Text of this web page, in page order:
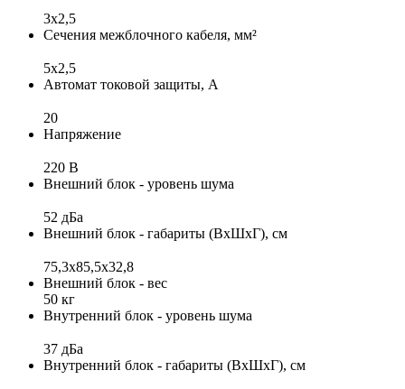
3х2,5
Сечения межблочного кабеля, мм²
5x2,5
Автомат токовой защиты, А
20
Напряжение
220 В
Внешний блок - уровень шума
52 дБа
Внешний блок - габариты (ВхШхГ), см
75,3х85,5х32,8
Внешний блок - вес
50 кг
Внутренний блок - уровень шума
37 дБа
Внутренний блок - габариты (ВхШхГ), см